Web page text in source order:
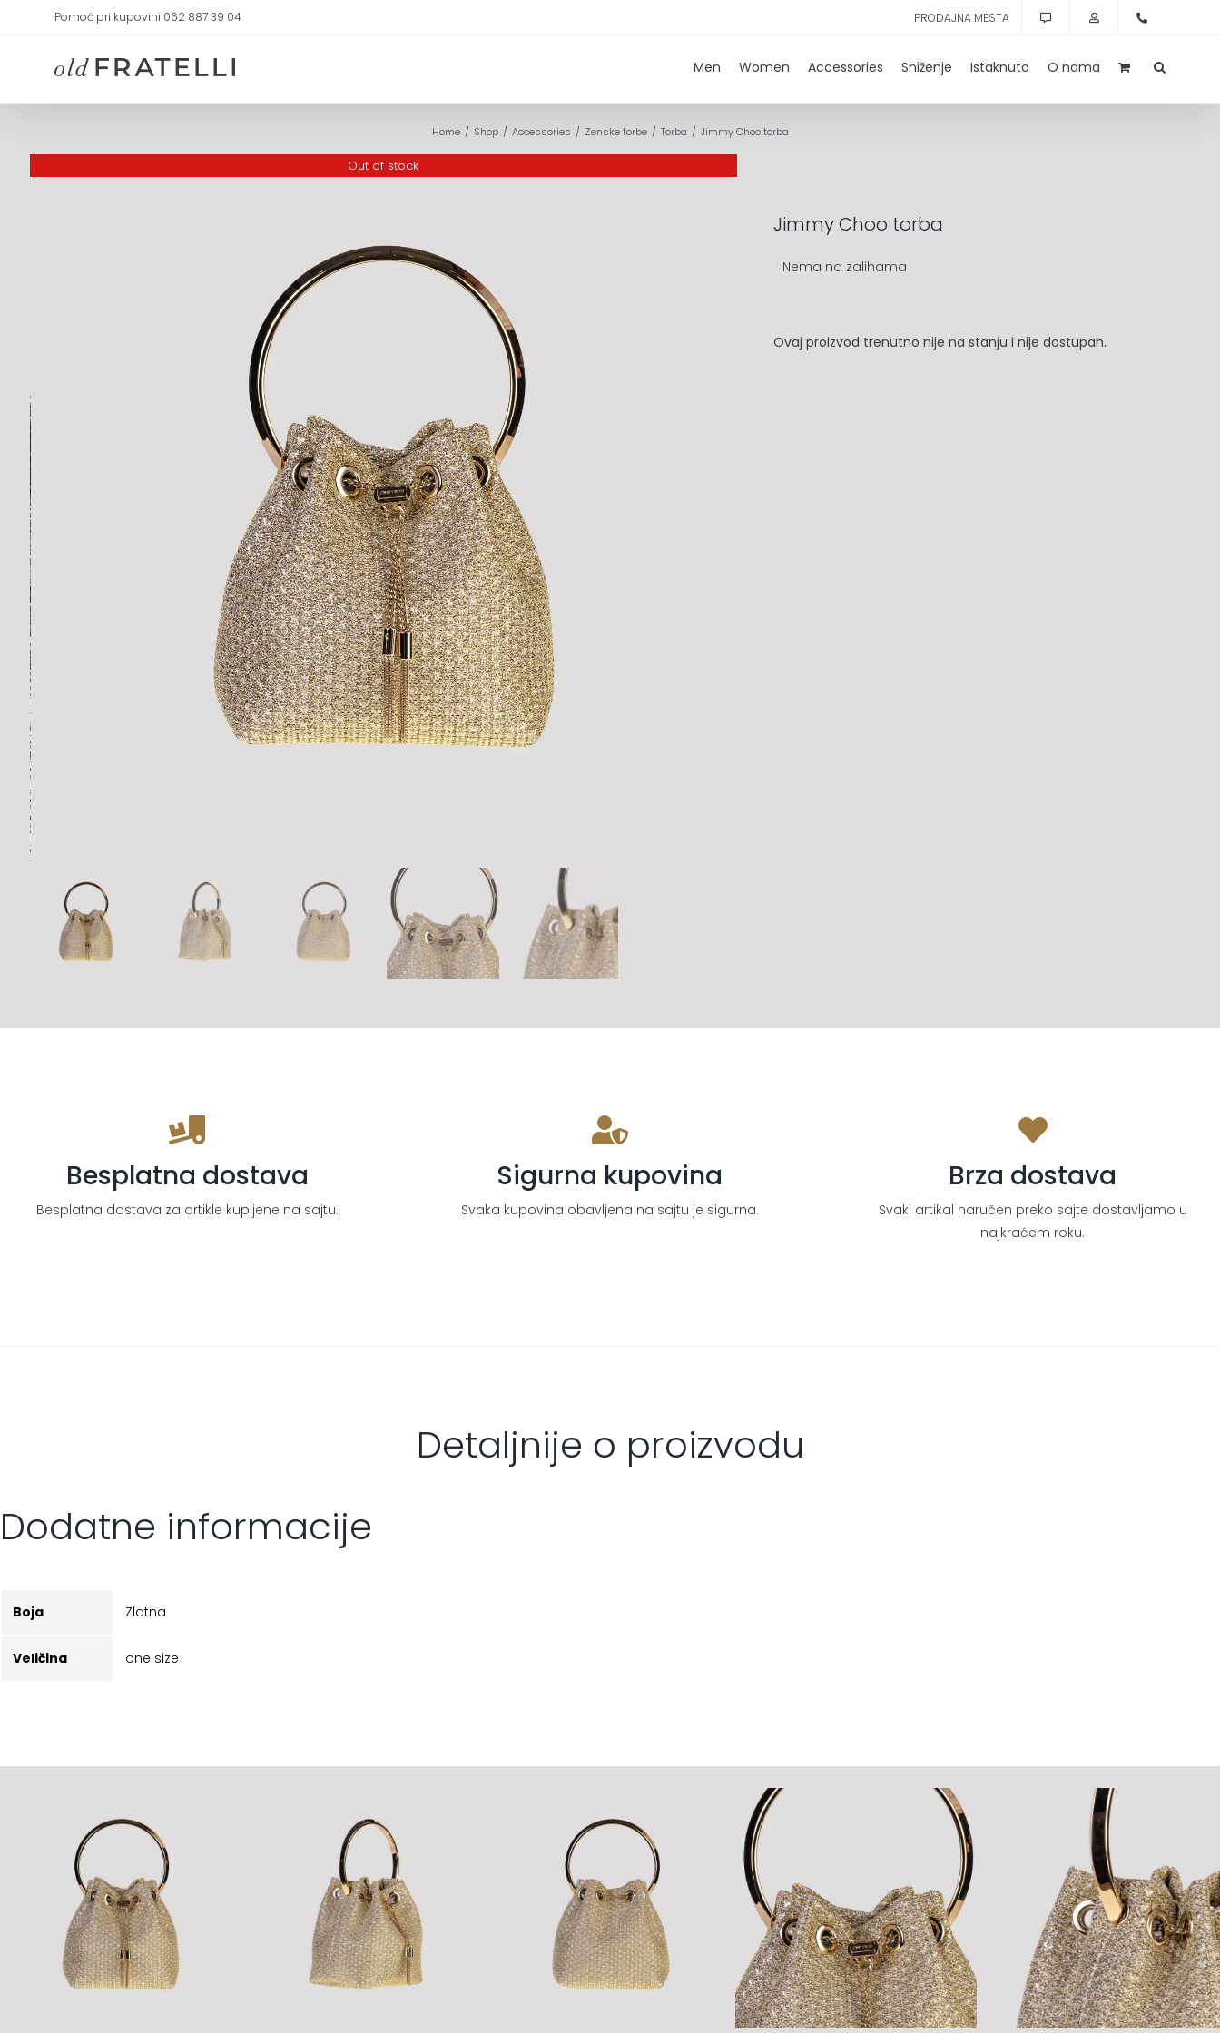
Pomoć pri kupovini 062 887 39 04 PRODAJNA MESTA
Men Women Accessories Sniženje Istaknuto O nama
Home Shop Accessories Zenske torbe Torba Jimmy Choo torba
Out of stock
Jimmy Choo torba
Nema na zalihama
Ovaj proizvod trenutno nije na stanju i nije dostupan.
Besplatna dostava
Besplatna dostava za artikle kupljene na sajtu.
Sigurna kupovina
Svaka kupovina obavljena na sajtu je sigurna.
Brza dostava
Svaki artikal naručen preko sajte dostavljamo u
najkraćem roku.
Detaljnije o proizvodu
Dodatne informacije
Boja Zlatna
Veličina one size